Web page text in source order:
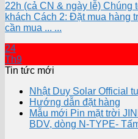
22h (cả CN & ngày lễ) Chúng
khách Cách 2: Đặt mua hàng
cần mua ... ...
24
Th9
Tin tức mới
Nhật Duy Solar Official
Hướng dẫn đặt hàng
Mẫu mới Pin mặt trời
BDV, dòng N-TYPE-